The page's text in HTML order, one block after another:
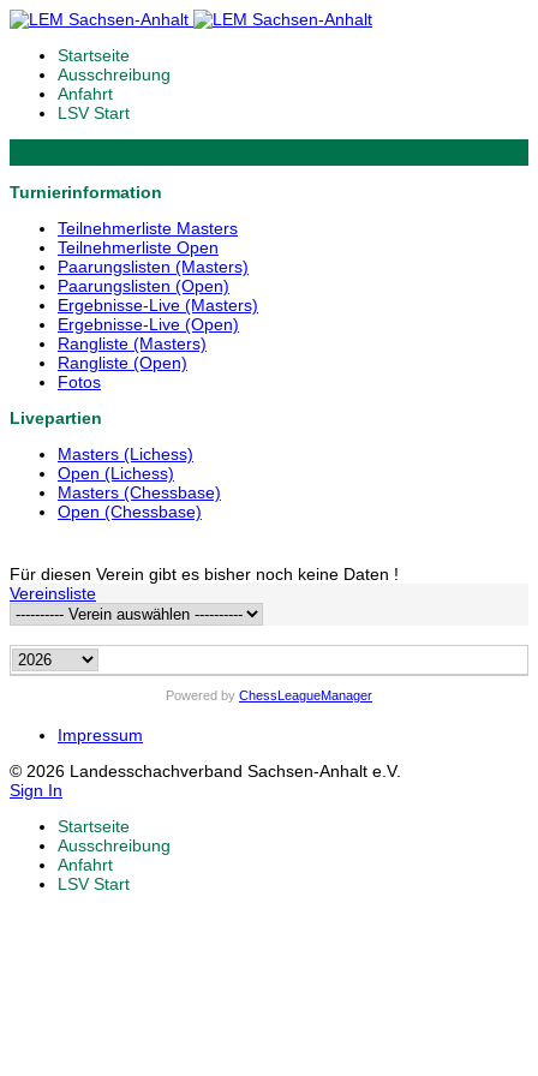
Startseite
Ausschreibung
Anfahrt
LSV Start
Turnierinformation
Teilnehmerliste Masters
Teilnehmerliste Open
Paarungslisten (Masters)
Paarungslisten (Open)
Ergebnisse-Live (Masters)
Ergebnisse-Live (Open)
Rangliste (Masters)
Rangliste (Open)
Fotos
Livepartien
Masters (Lichess)
Open (Lichess)
Masters (Chessbase)
Open (Chessbase)
Für diesen Verein gibt es bisher noch keine Daten !
Vereinsliste
Powered by ChessLeagueManager
Impressum
© 2026 Landesschachverband Sachsen-Anhalt e.V.
Sign In
Startseite
Ausschreibung
Anfahrt
LSV Start